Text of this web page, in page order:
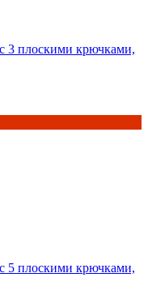
3 плоскими крючками,
5 плоскими крючками,